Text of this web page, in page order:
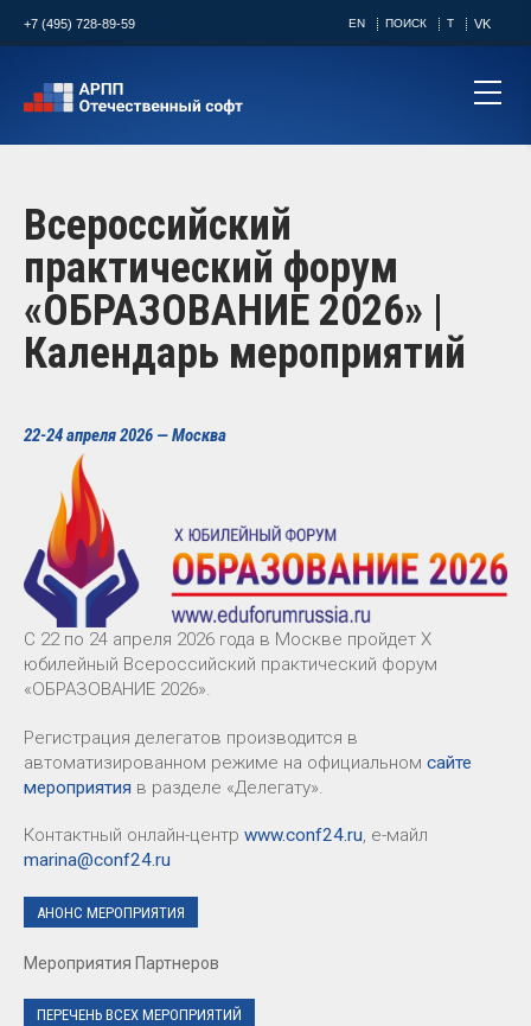
+7 (495) 728-89-59 EN ПОИСК T VK
Всероссийский
практический форум
«ОБРАЗОВАНИЕ 2026» |
Календарь мероприятий
22-24 апреля 2026 — Москва
С 22 по 24 апреля 2026 года в Москве пройдет X
юбилейный Всероссийский практический форум
«ОБРАЗОВАНИЕ 2026».
Регистрация делегатов производится в
автоматизированном режиме на официальном сайте
мероприятия в разделе «Делегату».
Контактный онлайн-центр www.conf24.ru, е-майл
marina@conf24.ru
АНОНС МЕРОПРИЯТИЯ
Мероприятия Партнеров
ПЕРЕЧЕНЬ ВСЕХ МЕРОПРИЯТИЙ